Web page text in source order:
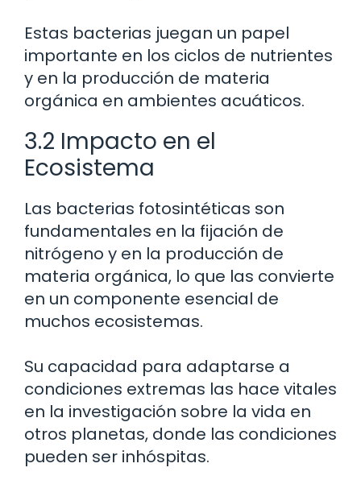
Estas bacterias juegan un papel
importante en los ciclos de nutrientes
y en la producción de materia
orgánica en ambientes acuáticos.
3.2 Impacto en el
Ecosistema
Las bacterias fotosintéticas son
fundamentales en la fijación de
nitrógeno y en la producción de
materia orgánica, lo que las convierte
en un componente esencial de
muchos ecosistemas.
Su capacidad para adaptarse a
condiciones extremas las hace vitales
en la investigación sobre la vida en
otros planetas, donde las condiciones
pueden ser inhóspitas.